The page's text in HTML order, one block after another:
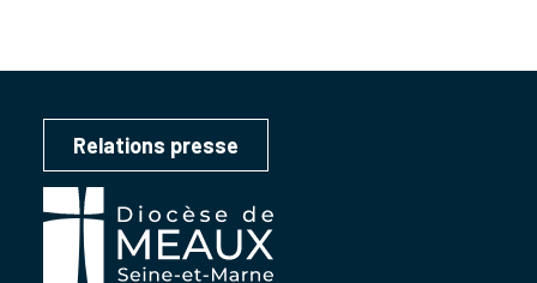
Relations presse